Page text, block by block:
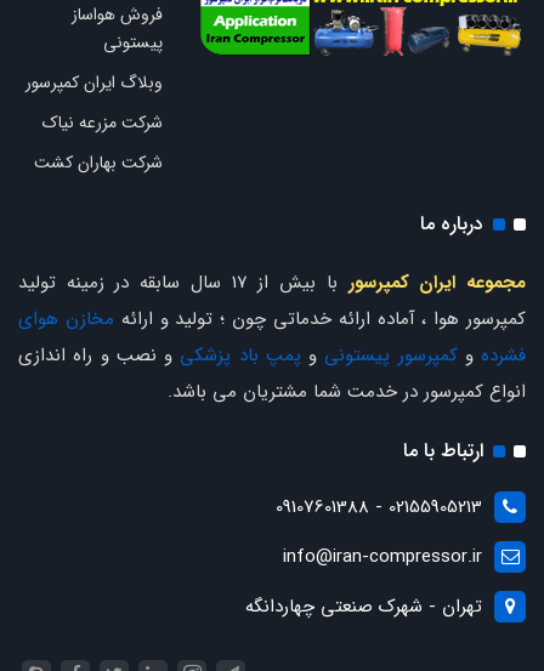
فروش هواساز
پیستونی
وبلاگ ایران کمپرسور
شرکت مزرعه نیاک
شرکت بهاران کشت
درباره ما
مجموعه ایران کمپرسور
با بیش از 17 سال سابقه در زمینه تولید
کمپرسور هوا ، آماده ارائه خدماتی چون ؛ تولید و ارائه مخازن هوای
فشرده وکمپرسور پیستونی و پمپ باد پزشکی و نصب و راه اندازی
انواع کمپرسور در خدمت شما مشتریان می باشد.
ارتباط با ما
02155905213 - 09107601388
info@iran-compressor.ir
تهران - شهرک صنعتی چهاردانگه